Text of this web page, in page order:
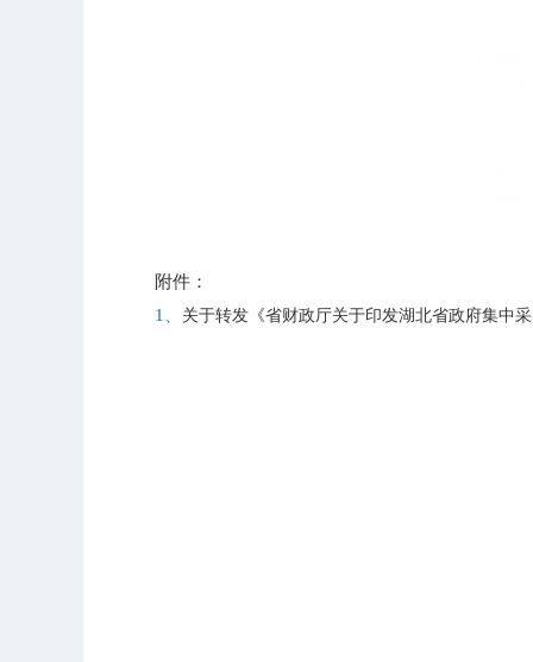
附件：
1、 关于转发《省财政厅关于印发湖北省政府集中